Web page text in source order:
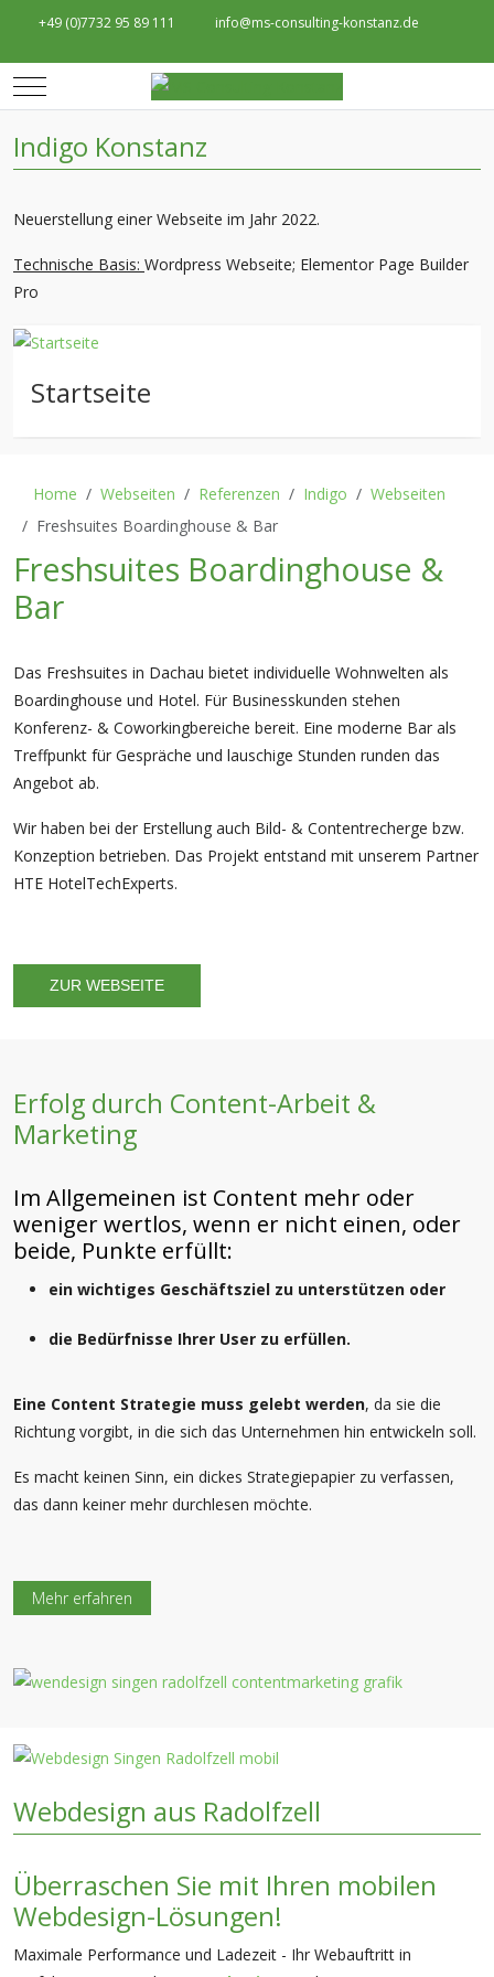
+49 (0)7732 95 89 111 info@ms-consulting-konstanz.de
Mobile Menu Toggle
Indigo Konstanz
Neuerstellung einer Webseite im Jahr 2022.
Technische Basis: Wordpress Webseite; Elementor Page Builder
Pro
Startseite
Home Webseiten Referenzen Indigo
Webseiten
Freshsuites Boardinghouse & Bar
Freshsuites Boardinghouse &
Bar
Das Freshsuites in Dachau bietet individuelle Wohnwelten als
Boardinghouse und Hotel. Für Businesskunden stehen
Konferenz- & Coworkingbereiche bereit. Eine moderne Bar als
Treffpunkt für Gespräche und lauschige Stunden runden das
Angebot ab.
Wir haben bei der Erstellung auch Bild- & Contentrecherge bzw.
Konzeption betrieben. Das Projekt entstand mit unserem Partner
HTE HotelTechExperts.
ZUR WEBSEITE
Erfolg durch Content-Arbeit &
Marketing
Im Allgemeinen ist Content mehr oder
weniger wertlos, wenn er nicht einen, oder
beide, Punkte erfüllt:
ein wichtiges Geschäftsziel zu unterstützen oder
die Bedürfnisse Ihrer User zu erfüllen.
Eine Content Strategie muss gelebt werden, da sie die
Richtung vorgibt, in die sich das Unternehmen hin entwickeln soll.
Es macht keinen Sinn, ein dickes Strategiepapier zu verfassen,
das dann keiner mehr durchlesen möchte.
Mehr erfahren
Webdesign aus Radolfzell
Überraschen Sie mit Ihren mobilen
Webdesign-Lösungen!
Maximale Performance und Ladezeit - Ihr Webauftritt in